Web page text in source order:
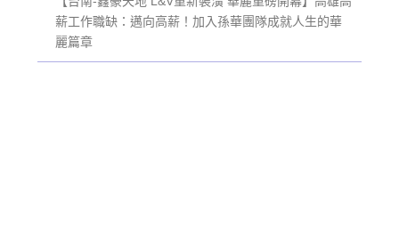
薪工作職缺：邁向高薪！加入孫華團隊成就人生的華
麗篇章